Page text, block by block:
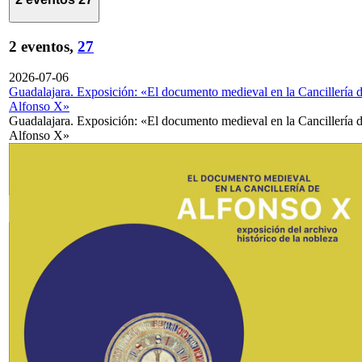
2 eventos, 27
2026-07-06
Guadalajara. Exposición: «El documento medieval en la Cancillería
Alfonso X»
Guadalajara. Exposición: «El documento medieval en la Cancillería
Alfonso X»